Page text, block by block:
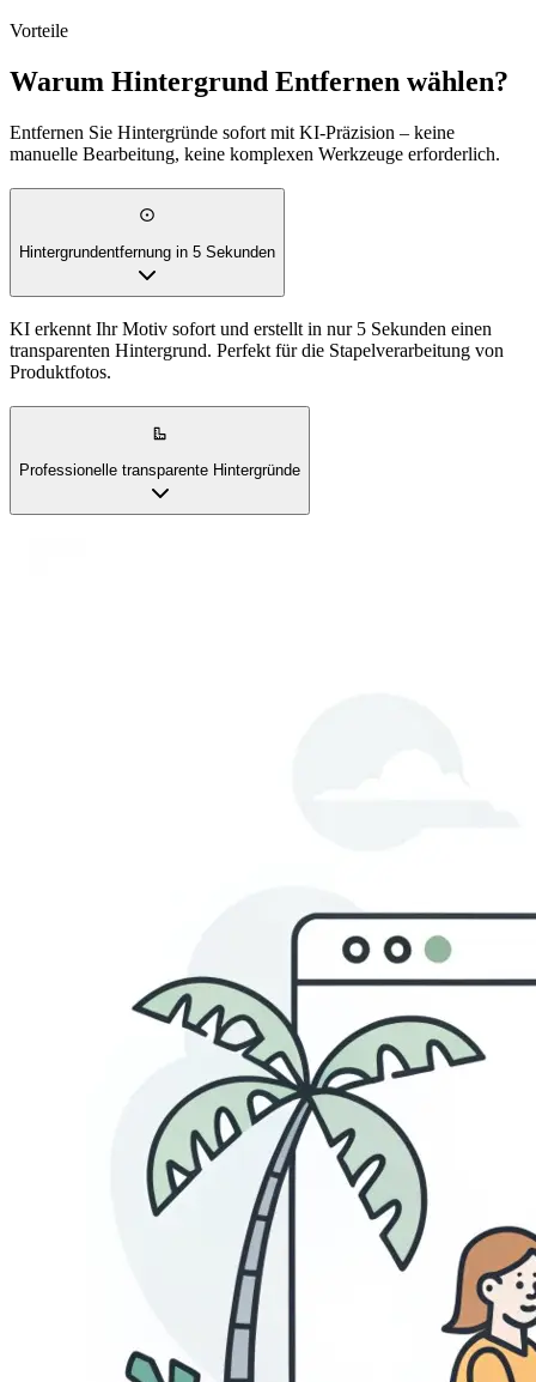
Vorteile
Warum Hintergrund Entfernen wählen?
Entfernen Sie Hintergründe sofort mit KI-Präzision – keine
manuelle Bearbeitung, keine komplexen Werkzeuge erforderlich.
Hintergrundentfernung in 5 Sekunden
KI erkennt Ihr Motiv sofort und erstellt in nur 5 Sekunden einen
transparenten Hintergrund. Perfekt für die Stapelverarbeitung von
Produktfotos.
Professionelle transparente Hintergründe